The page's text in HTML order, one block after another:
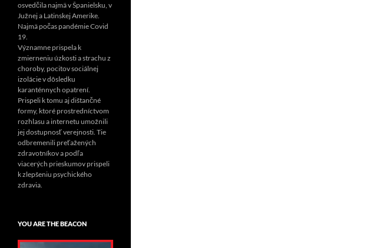
osvedčila najmä v Španielsku, v
Južnej a Latinskej Amerike.
Najmä počas pandémie Covid
19.
Významne prispela k
zmierneniu úzkosti a strachu z
choroby, pocitov sociálnej
izolácie v dôsledku
karanténnych opatrení.
Prispeli k tomu aj dištančné
formy, ktoré prostredníctvom
rozhlasu a internetu umožnili
jej dostupnosť verejnosti. Tie
odbremenili preťažených
zdravotníkov a podľa
viacerých prieskumov prispeli
k zlepšeniu psychického
zdravia.
YOU ARE THE BEACON